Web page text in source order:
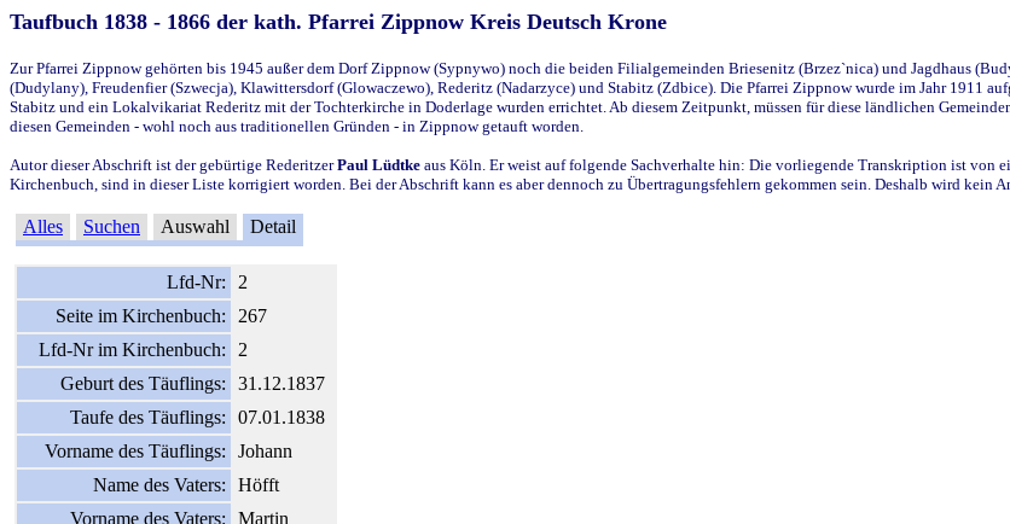
Taufbuch 1838 - 1866 der kath. Pfarrei Zippnow Kreis Deutsch Krone
Zur Pfarrei Zippnow gehörten bis 1945 außer dem Dorf Zippnow (Sypnywo) noch die beiden Filialgemeinden Briesenitz (Brzez`nica) und Jagdhaus
(Dudylany), Freudenfier (Szwecja), Klawittersdorf (Glowaczewo), Rederitz (Nadarzyce) und Stabitz (Zdbice). Die Pfarrei Zippnow wurde im Jahr 1911
Stabitz und ein Lokalvikariat Rederitz mit der Tochterkirche in Doderlage wurden errichtet. Ab diesem Zeitpunkt, müssen für diese ländlichen
diesen Gemeinden - wohl noch aus traditionellen Gründen - in Zippnow getauft worden.
Autor dieser Abschrift ist der gebürtige RederitzerPaul Lüdtke aus Köln. Er weist auf folgende Sachverhalte hin: Die vorliegende Transkription ist von
Kirchenbuch, sind in dieser Liste korrigiert worden. Bei der Abschrift kann es aber dennoch zu Übertragungsfehlern gekommen sein. Deshalb wird kein
Alles Suchen Auswahl Detail
Lfd-Nr:
2
Seite im Kirchenbuch:
267
Lfd-Nr im Kirchenbuch:
2
Geburt des Täuflings:
31.12.1837
Taufe des Täuflings:
07.01.1838
Vorname des Täuflings:
Johann
Name des Vaters:
Höfft
Vorname des Vaters:
Martin